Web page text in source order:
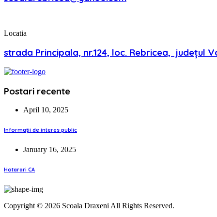
Locatia
strada Principala, nr.124, loc. Rebricea, județul
Postari recente
April 10, 2025
Informații de interes public
January 16, 2025
Hotarari CA
Copyright © 2026 Scoala Draxeni All Rights Reserved.